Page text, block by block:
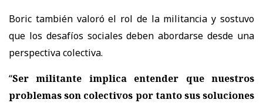
Boric también valoró el rol de la militancia y sostuvo
que los desafíos sociales deben abordarse desde una
perspectiva colectiva.
“Ser militante implica entender que nuestros
problemas son colectivos por tanto sus soluciones